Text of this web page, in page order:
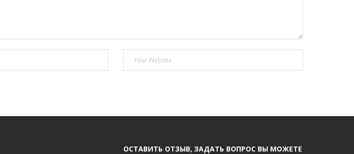
ОСТАВИТЬ ОТЗЫВ, ЗАДАТЬ ВОПРОС ВЫ МОЖЕТЕ